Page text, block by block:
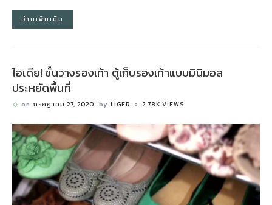
อ่านเพิ่มเติม
ไอเดีย! ชั้นวางรองเท้า ตู้เก็บรองเท้าแบบมินิมอล
ประหยัดพื้นที่
on กรกฎาคม 27, 2020 by LIGER 2.78K VIEWS